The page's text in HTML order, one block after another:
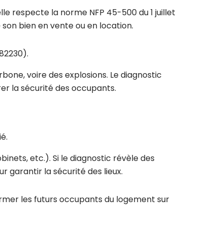
respecte la norme NFP 45-500 du 1 juillet
bien en vente ou en location.
voire des explosions. Le diagnostic
la sécurité des occupants.
etc.). Si le diagnostic révèle des
garantir la sécurité des lieux.
les futurs occupants du logement sur